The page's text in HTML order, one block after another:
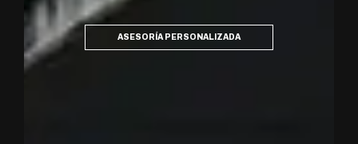
ASESORÍA PERSONALIZADA